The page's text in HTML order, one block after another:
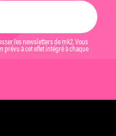
les newsletters de mk2. Vous
prévu à cet effet intégré à chaque